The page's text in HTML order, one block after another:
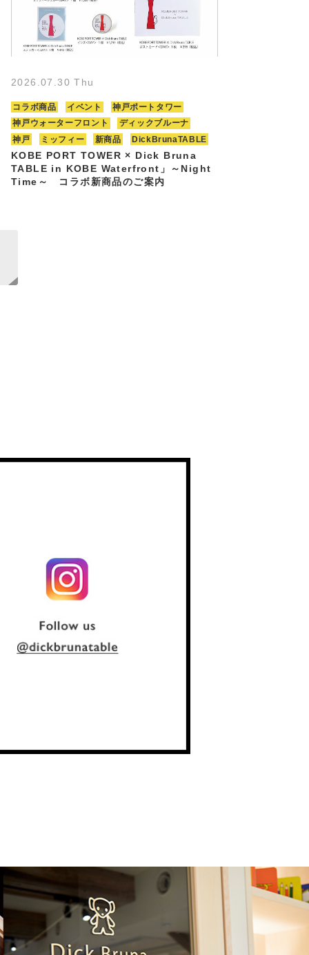
2026.07.30 Thu
コラボ商品 イベント
神戸ポートタワー
神戸ウォーターフロント
ディックブルーナ
神戸
ミッフィー 新商品 DickBrunaTABLE
KOBE PORT TOWER × Dick Bruna
TABLE in KOBE Waterfront」～Night
Time～ コラボ新商品のご案内